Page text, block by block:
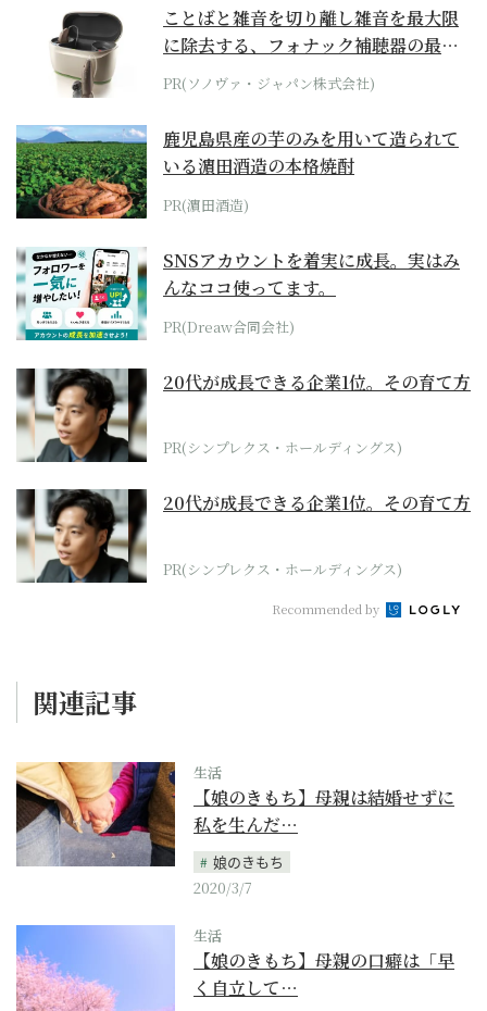
ことばと雑音を切り離し雑音を最大限
に除去する、フォナック補聴器の最上
位モデル
PR(ソノヴァ・ジャパン株式会社)
鹿児島県産の芋のみを用いて造られて
いる濵田酒造の本格焼酎
PR(濵田酒造)
SNSアカウントを着実に成長。実はみ
んなココ使ってます。
PR(Dreaw合同会社)
20代が成長できる企業1位。その育て方
PR(シンプレクス・ホールディングス)
20代が成長できる企業1位。その育て方
PR(シンプレクス・ホールディングス)
Recommended by
関連記事
生活
【娘のきもち】母親は結婚せずに
私を生んだ…
娘のきもち
2020/3/7
生活
【娘のきもち】母親の口癖は「早
く自立して…